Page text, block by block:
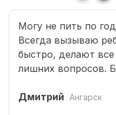
Могу не пить по
Всегда вызываю
быстро, делают
лишних вопросов.
Дмитрий Ангарск